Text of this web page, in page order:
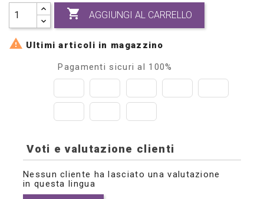
 AGGIUNGI AL CARRELLO
 Ultimi articoli in magazzino
Pagamenti sicuri al 100%
Voti e valutazione clienti
Nessun cliente ha lasciato una valutazione
in questa lingua